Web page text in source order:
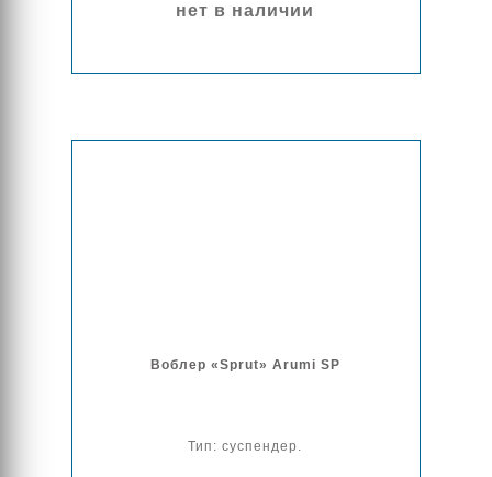
нет в наличии
Воблер «Sprut» Arumi SP
Тип: суспендер.